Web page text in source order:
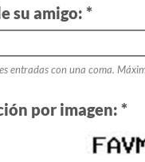
su amigo: *
entradas con una coma.
por imagen: *